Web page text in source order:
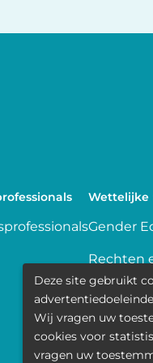
Wettelijke
Gender
Rechten
Delen
Politique
Deze site gebruikt
Wij vragen uw
cookies voor
vragen uw